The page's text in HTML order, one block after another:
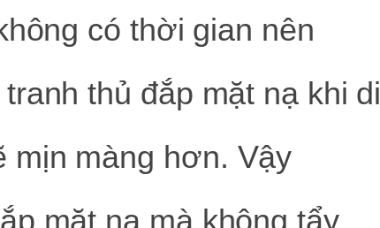
có thời gian nên
thủ đắp mặt nạ khi di
mịn màng hơn. Vậy
mặt nạ mà không tẩy